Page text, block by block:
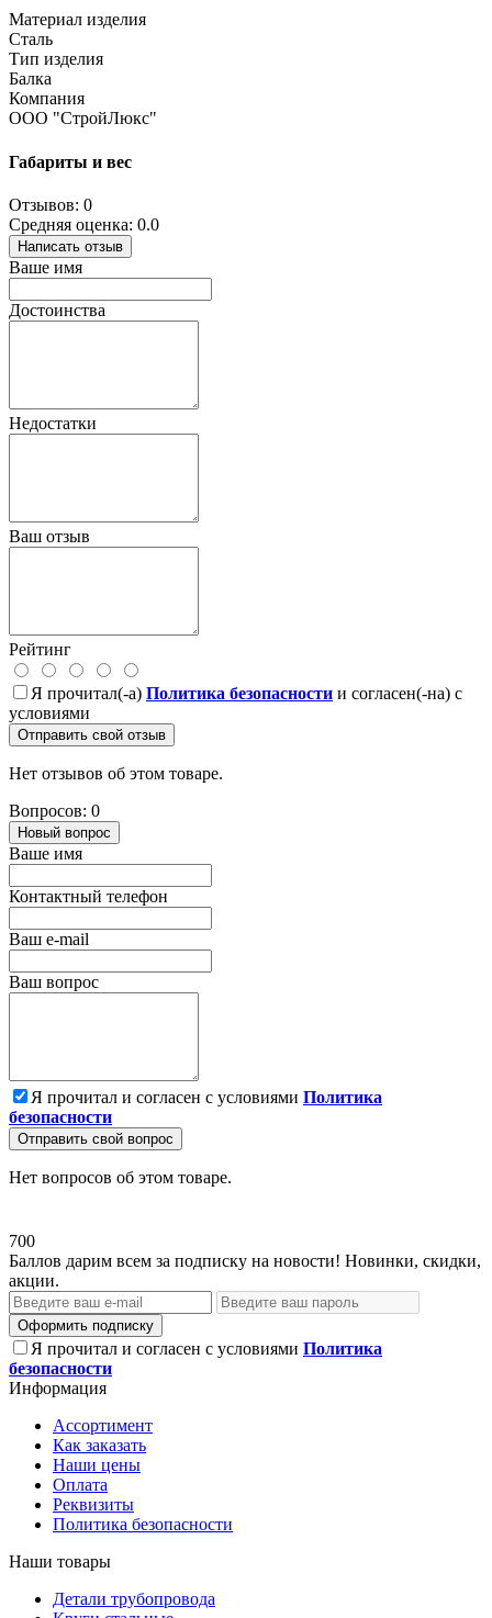
Материал изделия
Сталь
Тип изделия
Балка
Компания
ООО "СтройЛюкс"
Габариты и вес
Отзывов: 0
Средняя оценка: 0.0
Написать отзыв
Ваше имя
Достоинства
Недостатки
Ваш отзыв
Рейтинг
Я прочитал(-а) Политика безопасности и согласен(-на) с
условиями
Отправить свой отзыв
Нет отзывов об этом товаре.
Вопросов: 0
Новый вопрос
Ваше имя
Контактный телефон
Ваш e-mail
Ваш вопрос
Я прочитал и согласен с условиями Политика
безопасности
Отправить свой вопрос
Нет вопросов об этом товаре.
700
Баллов дарим всем за подписку на новости! Новинки, скидки,
акции.
Оформить подписку
Я прочитал и согласен с условиями Политика
безопасности
Информация
Ассортимент
Как заказать
Наши цены
Оплата
Реквизиты
Политика безопасности
Наши товары
Детали трубопровода